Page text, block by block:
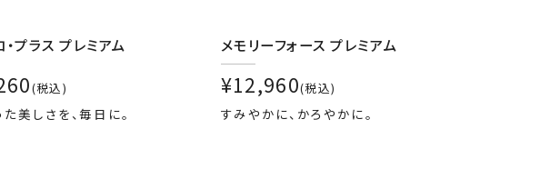
プラス プレミアム
(税込)
美しさを、毎日に。
メモリーフォース プレミアム
¥12,960(税込)
すみやかに、かろやかに。